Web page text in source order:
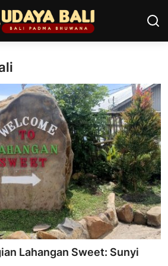
Lahangan Sweet: Sunyi